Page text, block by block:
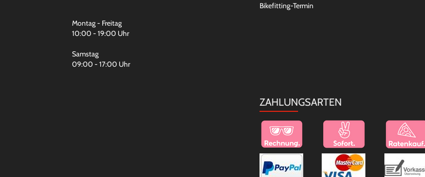
Montag - Freitag
10:00 - 19:00 Uhr
Samstag
09:00 - 17:00 Uhr
Bikefitting-Termin
ZAHLUNGSARTEN